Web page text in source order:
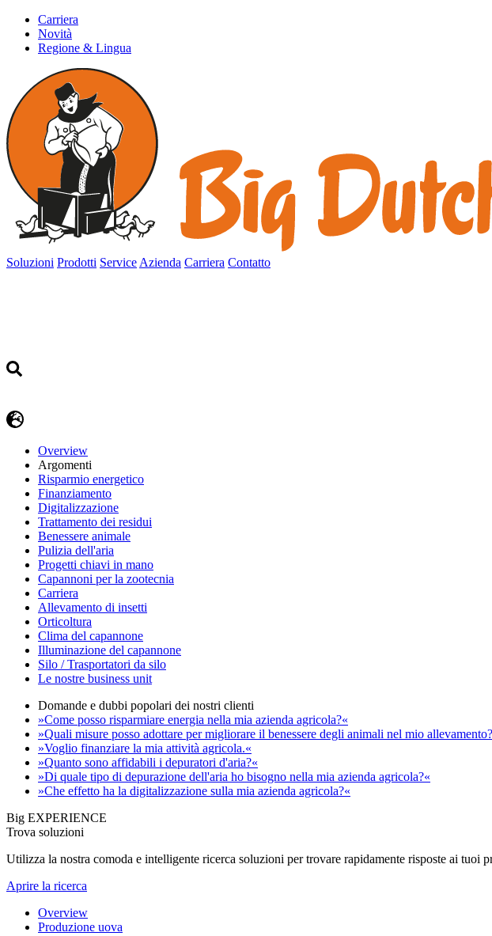
Carriera
Novità
Regione & Lingua
Soluzioni Prodotti Service Azienda Carriera Contatto
Overview
Argomenti
Risparmio energetico
Finanziamento
Digitalizzazione
Trattamento dei residui
Benessere animale
Pulizia dell'aria
Progetti chiavi in mano
Capannoni per la zootecnia
Carriera
Allevamento di insetti
Orticoltura
Clima del capannone
Illuminazione del capannone
Silo / Trasportatori da silo
Le nostre business unit
Domande e dubbi popolari dei nostri clienti
»Come posso risparmiare energia nella mia azienda agricola?«
»Quali misure posso adottare per migliorare il benessere degli animali nel mio
»Voglio finanziare la mia attività agricola.«
»Quanto sono affidabili i depuratori d'aria?«
»Di quale tipo di depurazione dell'aria ho bisogno nella mia azienda agricola?«
»Che effetto ha la digitalizzazione sulla mia azienda agricola?«
Big EXPERIENCE
Trova soluzioni
Utilizza la nostra comoda e intelligente ricerca soluzioni per trovare rapidamente risposte ai tuoi
Aprire la ricerca
Overview
Produzione uova